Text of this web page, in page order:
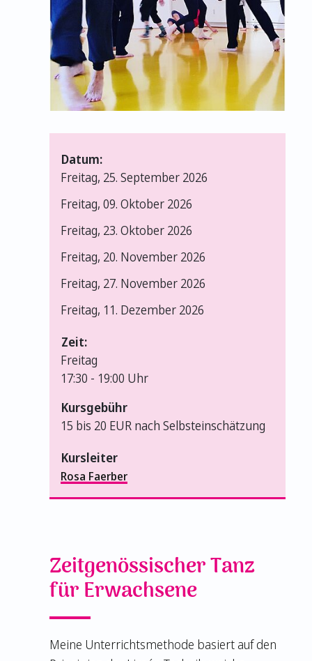
Datum:
Freitag, 25. September 2026
Freitag, 09. Oktober 2026
Freitag, 23. Oktober 2026
Freitag, 20. November 2026
Freitag, 27. November 2026
Freitag, 11. Dezember 2026
Zeit:
Freitag
17:30 - 19:00 Uhr
Kursgebühr
15 bis 20 EUR nach Selbsteinschätzung
Kursleiter
Rosa Faerber
Zeitgenössischer Tanz
für Erwachsene
Meine Unterrichtsmethode basiert auf den